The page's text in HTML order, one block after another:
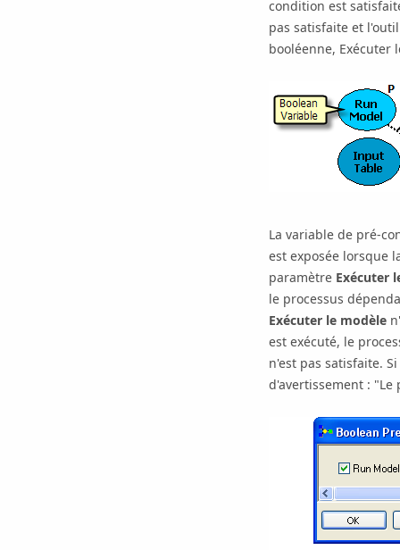
condition est
pas satisfaite et
booléenne, Exécuter
La variable de pré-
est exposée lorsque
paramètre Exécuter
le processus
Exécuter le modèle
est exécuté, le
n'est pas satisfaite.
d'avertissement : "Le